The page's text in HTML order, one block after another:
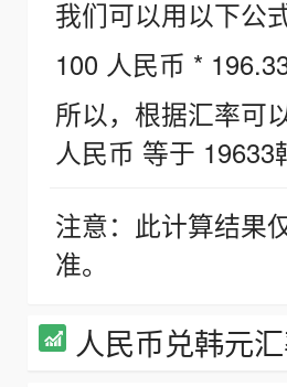
我们可以用以下公
100 人民币 *
所以，根据汇率可
人民币 等于
注意：此计算结果
准。
人民币兑韩元